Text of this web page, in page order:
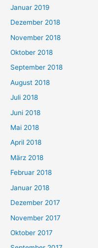
Januar 2019
Dezember 2018
November 2018
Oktober 2018
September 2018
August 2018
Juli 2018
Juni 2018
Mai 2018
April 2018
März 2018
Februar 2018
Januar 2018
Dezember 2017
November 2017
Oktober 2017